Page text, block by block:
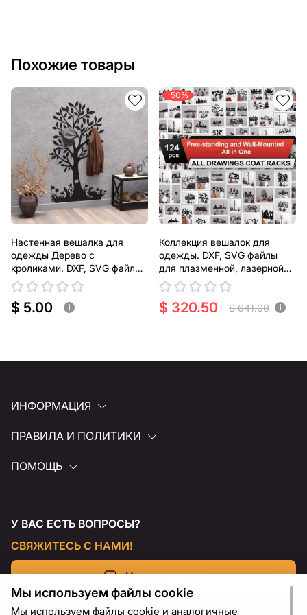
Похожие товары
Настенная вешалка для
одежды Дерево с
кроликами. DXF, SVG файлы
для плазменной, лазерной
резки
$ 5.00 i
-50%
Коллекция вешалок для
одежды. DXF, SVG файлы
для плазменной, лазерной
резки
$ 320.50 $ 641.00 i
ИНФОРМАЦИЯ
ПРАВИЛА И ПОЛИТИКИ
ПОМОЩЬ
У ВАС ЕСТЬ ВОПРОСЫ?
СВЯЖИТЕСЬ С НАМИ!
Напишите нам
Мы используем файлы cookie
Мы используем файлы cookie и аналогичные